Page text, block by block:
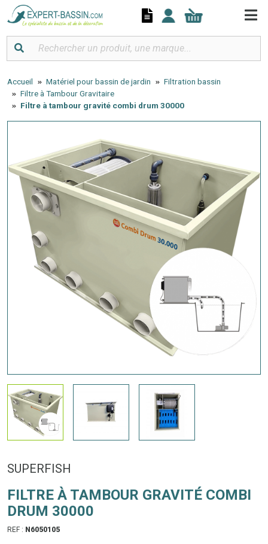
Accueil Matériel pour bassin de jardin
Filtration bassin
Filtre à Tambour Gravitaire
Filtre à tambour gravité combi drum 30000
SUPERFISH
FILTRE À TAMBOUR GRAVITÉ COMBI
DRUM 30000
REF : N6050105
Panneau de gestion des cookies